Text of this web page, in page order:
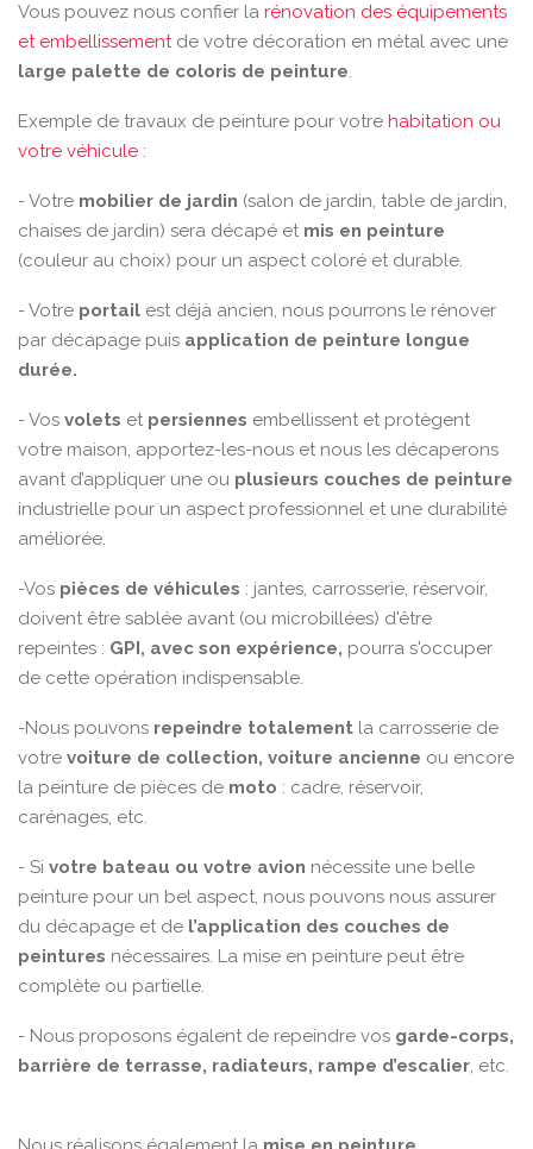
Vous pouvez nous confier la rénovation des équipements
et embellissementde votre décoration en métal avec une
large palette de coloris de peinture.
Exemple de travaux de peinture pour votre habitation ou
votre véhicule :
- Votre mobilier de jardin (salon de jardin, table de jardin,
chaises de jardin) sera décapé et mis en peinture
(couleur au choix) pour un aspect coloré et durable.
- Votre portail est déjà ancien, nous pourrons le rénover
par décapage puis application de peinture longue
durée.
- Vos volets et persiennes embellissent et protègent
votre maison, apportez-les-nous et nous les décaperons
avant d’appliquer une ou plusieurs couches de peinture
industrielle pour un aspect professionnel et une durabilité
améliorée.
-Vos pièces de véhicules : jantes, carrosserie, réservoir,
doivent être sablée avant (ou microbillées) d'être
repeintes : GPI, avec son expérience, pourra s'occuper
de cette opération indispensable.
-Nous pouvons repeindre totalement la carrosserie de
votre voiture de collection, voiture ancienne ou encore
la peinture de pièces de moto : cadre, réservoir,
carénages, etc.
- Si votre bateau ou votre avion nécessite une belle
peinture pour un bel aspect, nous pouvons nous assurer
du décapage et de l’application des couches de
peintures nécessaires. La mise en peinture peut être
complète ou partielle.
- Nous proposons égalent de repeindre vos garde-corps,
barrière de terrasse, radiateurs, rampe d’escalier, etc.